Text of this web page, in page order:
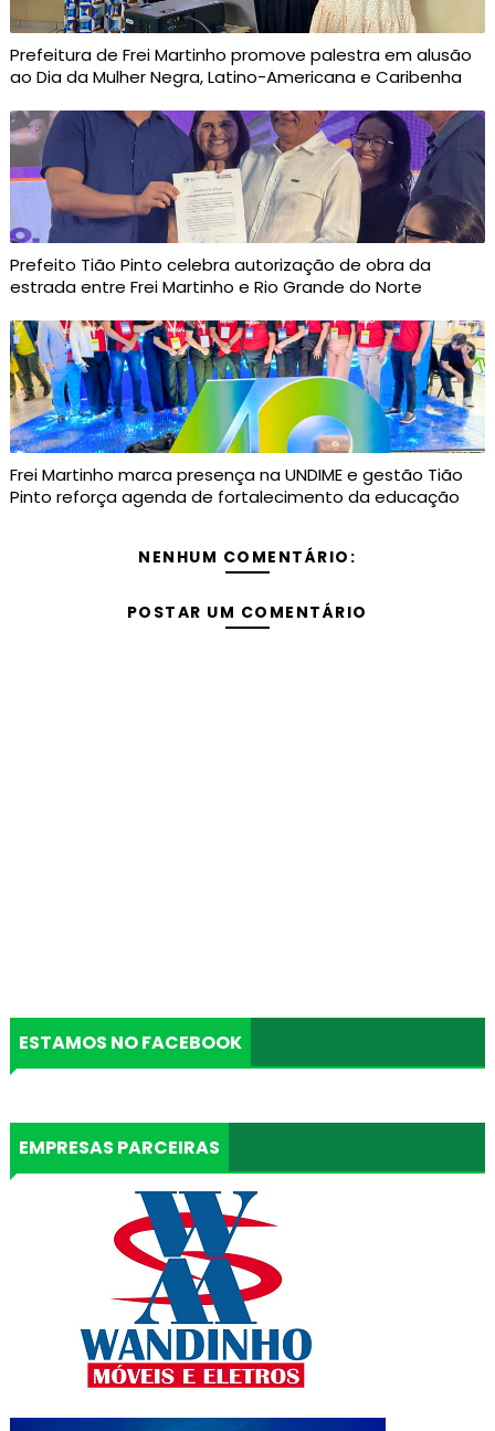
Prefeitura de Frei Martinho promove palestra em alusão
ao Dia da Mulher Negra, Latino-Americana e Caribenha
Prefeito Tião Pinto celebra autorização de obra da
estrada entre Frei Martinho e Rio Grande do Norte
Frei Martinho marca presença na UNDIME e gestão Tião
Pinto reforça agenda de fortalecimento da educação
NENHUM COMENTÁRIO:
POSTAR UM COMENTÁRIO
ESTAMOS NO FACEBOOK
EMPRESAS PARCEIRAS